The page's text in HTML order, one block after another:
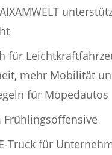
für
mehr Mobilität
für Mopedautos
Frühlingsoffensive
Truck für